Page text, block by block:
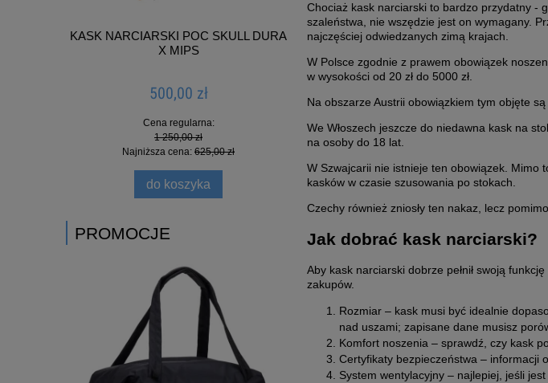
KASK NARCIARSKI POC SKULL DURA
X MIPS
500,00 zł
Cena regularna:
1 250,00 zł
Najniższa cena: 625,00 zł
do koszyka
KASK NARCIARSKI POC MENINX
440,00 zł
Cena regularna:
1 100,00 zł
do koszyka
PROMOCJE
Chociaż kask narciarski to bardzo przydatny -
szaleństwa, nie wszędzie jest on wymagany.
najczęściej odwiedzanych zimą krajach.
W Polsce zgodnie z prawem obowiązek
w wysokości od 20 zł do 5000 zł.
Na obszarze Austrii obowiązkiem tym objęte
We Włoszech jeszcze do niedawna kask na
na osoby do 18 lat.
W Szwajcarii nie istnieje ten obowiązek. Mimo
kasków w czasie szusowania po stokach.
Czechy również zniosły ten nakaz, lecz
Jak dobrać kask narciarski?
Aby kask narciarski dobrze pełnił swoją
zakupów.
Rozmiar – kask musi być idealnie
nad uszami; zapisane dane musisz
Komfort noszenia – sprawdź, czy kask
Certyfikaty bezpieczeństwa – informacji
System wentylacyjny – najlepiej, jeśli